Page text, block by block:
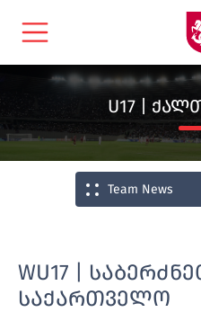
U17 |
Team News
WU17 |
საქართველო